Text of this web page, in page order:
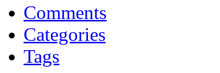
Memberikan yang terbaik sesuai kaidah Islam, kunjungi situs resmi
Comments
Categories
Tags